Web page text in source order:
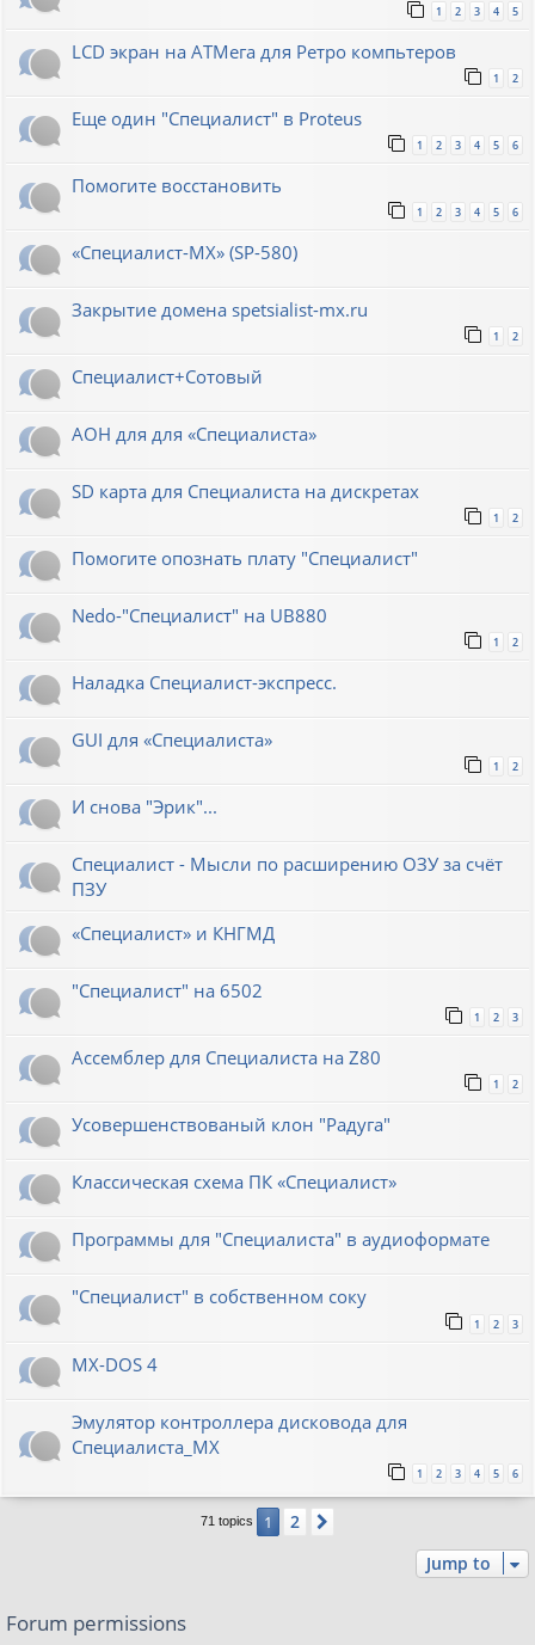
1 2 3 4 5
LCD экран на АТМега для Ретро компьтеров
1 2
Еще один "Специалист" в Proteus
1 2 3 4 5 6
Помогите восстановить
1 2 3 4 5 6
«Специалист-МХ» (SP-580)
Закрытие домена spetsialist-mx.ru
1 2
Специалист+Сотовый
АОН для для «Специалиста»
SD карта для Cпециалиста на дискретах
1 2
Помогите опознать плату "Специалист"
Nedo-"Специалист" на UB880
1 2
Наладка Специалист-экспресс.
GUI для «Специалиста»
1 2
И снова "Эрик"...
Специалист - Мысли по расширению ОЗУ за счёт
ПЗУ
«Специалист» и КНГМД
"Специалист" на 6502
1 2 3
Ассемблер для Специалиста на Z80
1 2
Усовершенствованый клон "Радуга"
Классическая схема ПК «Специалист»
Программы для "Специалиста" в аудиоформате
"Специалист" в собственном соку
1 2 3
MX-DOS 4
Эмулятор контроллера дисковода для
Специалиста_МХ
1 2 3 4 5 6
71 topics 1 2
Jump to
Forum permissions